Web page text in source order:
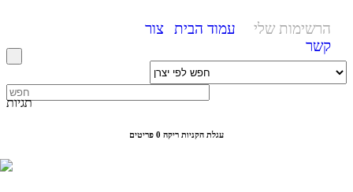
הרשימות שלי עמוד הבית
צור
קשר
תגיות
עגלת הקניות ריקה 0 פריטים